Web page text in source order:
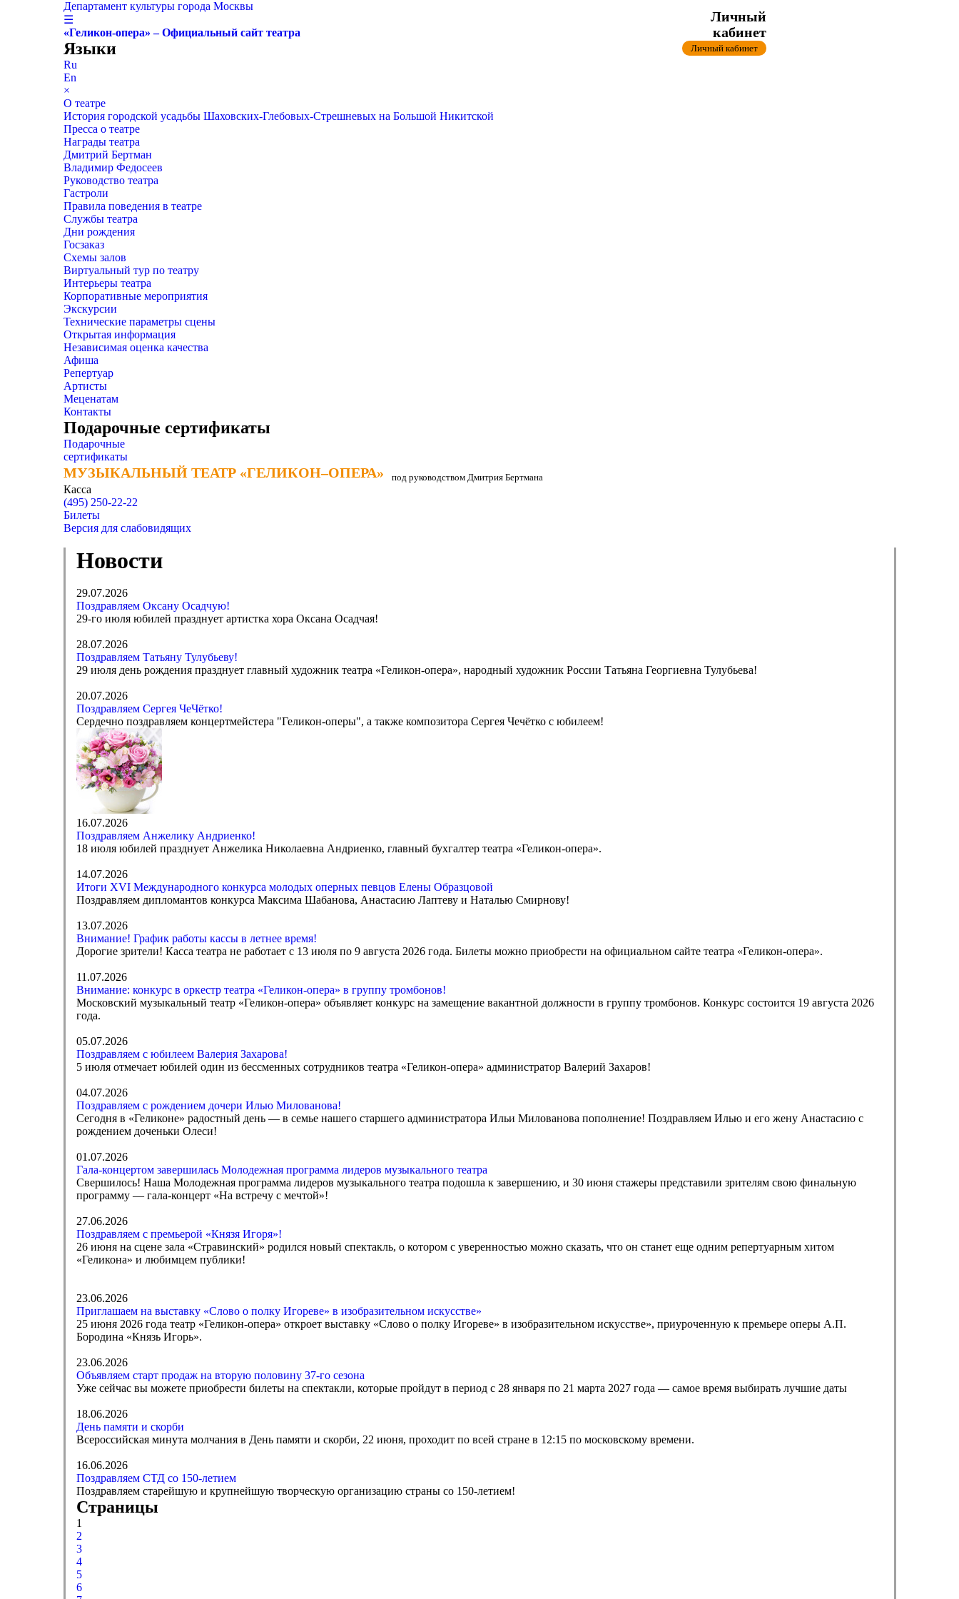
Департамент культуры города Москвы
☰
«Геликон-опера» – Официальный сайт театра
Языки
Ru
En
×
О театре
История городской усадьбы Шаховских-Глебовых-Стрешневых на Большой Никитской
Пресса о театре
Награды театра
Дмитрий Бертман
Владимир Федосеев
Руководство театра
Гастроли
Правила поведения в театре
Службы театра
Дни рождения
Госзаказ
Схемы залов
Виртуальный тур по театру
Интерьеры театра
Корпоративные мероприятия
Экскурсии
Технические параметры сцены
Открытая информация
Независимая оценка качества
Афиша
Репертуар
Артисты
Меценатам
Контакты
Подарочные сертификаты
Подарочные
сертификаты
МУЗЫКАЛЬНЫЙ ТЕАТР «ГЕЛИКОН–ОПЕРА»
МУЗЫКАЛЬНЫЙ ТЕАТР «ГЕЛИКОН–ОПЕРА» под руководством Дмитрия Бертмана
Касса
(495) 250-22-22
Личный
кабинет
Личный кабинет
Билеты
Версия для слабовидящих
Новости
29.07.2026
Поздравляем Оксану Осадчую!
29-го июля юбилей празднует артистка хора Оксана Осадчая!
28.07.2026
Поздравляем Татьяну Тулубьеву!
29 июля день рождения празднует главный художник театра «Геликон-опера», народный художник России Татьяна Георгиевна Тулубьева!
20.07.2026
Поздравляем Сергея ЧеЧётко!
Сердечно поздравляем концертмейстера "Геликон-оперы", а также композитора Сергея Чечётко с юбилеем!
16.07.2026
Поздравляем Анжелику Андриенко!
18 июля юбилей празднует Анжелика Николаевна Андриенко, главный бухгалтер театра «Геликон-опера».
14.07.2026
Итоги XVI Международного конкурса молодых оперных певцов Елены Образцовой
Поздравляем дипломантов конкурса Максима Шабанова, Анастасию Лаптеву и Наталью Смирнову!
13.07.2026
Внимание! График работы кассы в летнее время!
Дорогие зрители! Касса театра не работает с 13 июля по 9 августа 2026 года. Билеты можно приобрести на официальном сайте театра «Геликон-опера».
11.07.2026
Внимание: конкурс в оркестр театра «Геликон-опера» в группу тромбонов!
Московский музыкальный театр «Геликон-опера» объявляет конкурс на замещение вакантной должности в группу тромбонов. Конкурс состоится 19 августа 2026
года.
05.07.2026
Поздравляем с юбилеем Валерия Захарова!
5 июля отмечает юбилей один из бессменных сотрудников театра «Геликон-опера» администратор Валерий Захаров!
04.07.2026
Поздравляем с рождением дочери Илью Милованова!
Сегодня в «Геликоне» радостный день — в семье нашего старшего администратора Ильи Милованова пополнение! Поздравляем Илью и его жену Анастасию с
рождением доченьки Олеси!
01.07.2026
Гала-концертом завершилась Молодежная программа лидеров музыкального театра
Свершилось! Наша Молодежная программа лидеров музыкального театра подошла к завершению, и 30 июня стажеры представили зрителям свою финальную
программу — гала-концерт «На встречу с мечтой»!
27.06.2026
Поздравляем с премьерой «Князя Игоря»!
26 июня на сцене зала «Стравинский» родился новый спектакль, о котором с уверенностью можно сказать, что он станет еще одним репертуарным хитом
«Геликона» и любимцем публики!
23.06.2026
Приглашаем на выставку «Слово о полку Игореве» в изобразительном искусстве»
25 июня 2026 года театр «Геликон-опера» откроет выставку «Слово о полку Игореве» в изобразительном искусстве», приуроченную к премьере оперы А.П.
Бородина «Князь Игорь».
23.06.2026
Объявляем старт продаж на вторую половину 37-го сезона
Уже сейчас вы можете приобрести билеты на спектакли, которые пройдут в период с 28 января по 21 марта 2027 года — самое время выбирать лучшие даты
18.06.2026
День памяти и скорби
Всероссийская минута молчания в День памяти и скорби, 22 июня, проходит по всей стране в 12:15 по московскому времени.
16.06.2026
Поздравляем СТД со 150-летием
Поздравляем старейшую и крупнейшую творческую организацию страны со 150-летием!
Страницы
1
2
3
4
5
6